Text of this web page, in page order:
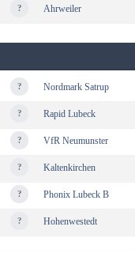
Ahrweiler
?
Nordmark Satrup
?
Rapid Lubeck
?
VfR Neumunster
?
Kaltenkirchen
?
Phonix Lubeck B
?
Hohenwestedt
?